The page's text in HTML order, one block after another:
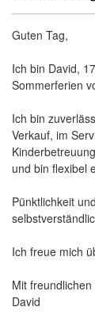
Guten Tag,
Ich bin David,
Sommerferien
Ich bin
Verkauf, im
und bin flexibel
Pünktlichkeit
Ich freue mich
Mit
David